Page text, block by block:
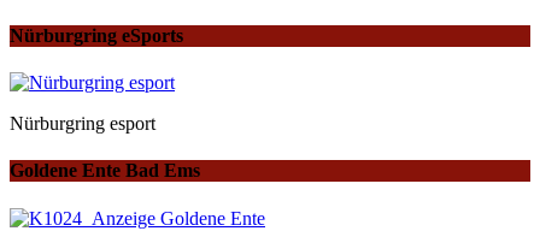
Nürburgring eSports
Nürburgring esport
Goldene Ente Bad Ems